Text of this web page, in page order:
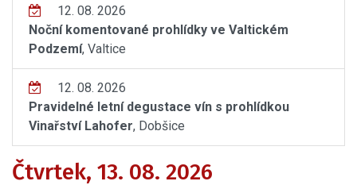
12. 08. 2026
Noční komentované prohlídky ve Valtickém
Podzemí, Valtice
12. 08. 2026
Pravidelné letní degustace vín s prohlídkou
Vinařství Lahofer, Dobšice
Čtvrtek, 13. 08. 2026